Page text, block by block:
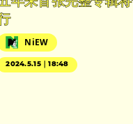
NiEW
2024.5.15｜18:48